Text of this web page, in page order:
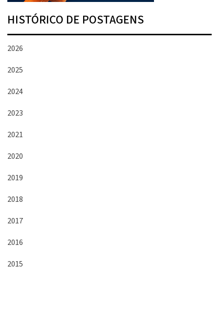
HISTÓRICO DE POSTAGENS
2026
2025
2024
2023
2021
2020
2019
2018
2017
2016
2015